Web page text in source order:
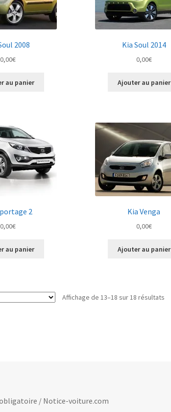
2008
0,00€
au panier
Kia Soul 2014
0,00€
Ajouter au panier
2
0,00€
au panier
Kia Venga
0,00€
Ajouter au panier
Affichage de 13–18 sur 18 résultats
/ Notice-voiture.com